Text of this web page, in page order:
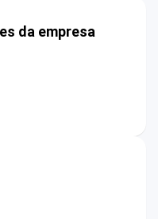
da empresa